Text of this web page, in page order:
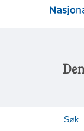
Søk